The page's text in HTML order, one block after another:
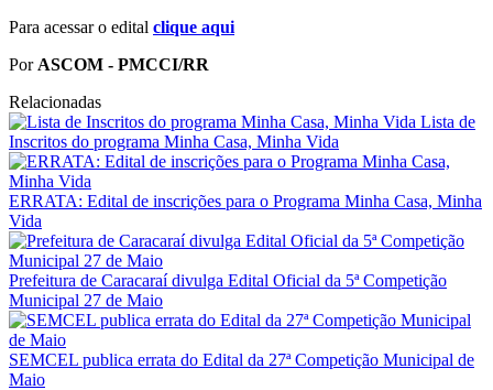
Para acessar o edital clique aqui
Por ASCOM - PMCCI/RR
Relacionadas
Lista de
Inscritos do programa Minha Casa, Minha Vida
ERRATA: Edital de inscrições para o Programa Minha Casa, Minha
Vida
Prefeitura de Caracaraí divulga Edital Oficial da 5ª Competição
Municipal 27 de Maio
SEMCEL publica errata do Edital da 27ª Competição Municipal de
Maio